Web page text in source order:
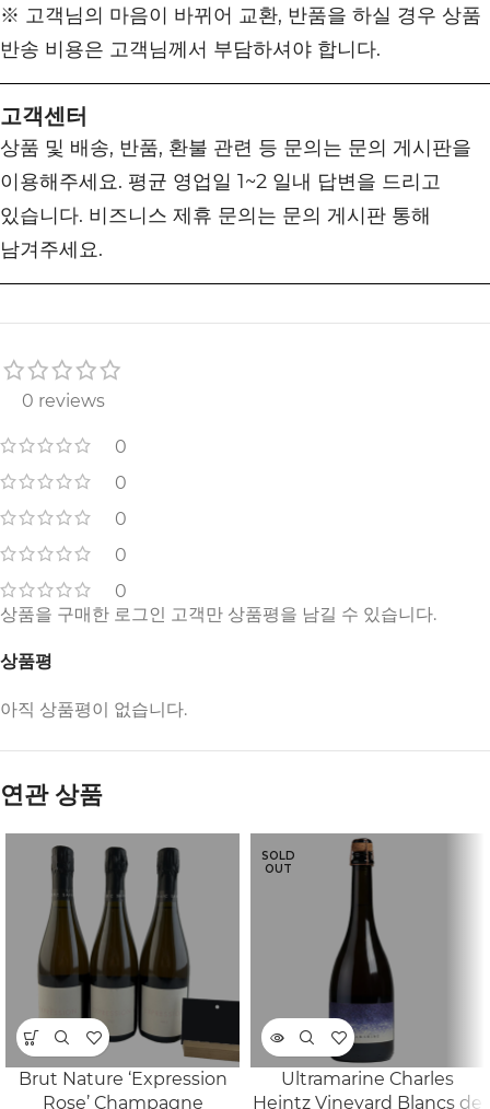
※ 고객님의 마음이 바뀌어 교환, 반품을 하실 경우 상품
반송 비용은 고객님께서 부담하셔야 합니다.
고객센터
상품 및 배송, 반품, 환불 관련 등 문의는 문의 게시판을
이용해주세요. 평균 영업일 1~2 일내 답변을 드리고
있습니다. 비즈니스 제휴 문의는 문의 게시판 통해
남겨주세요.
0 reviews
0
0
0
0
0
상품평
아직 상품평이 없습니다.
상품을 구매한 로그인 고객만 상품평을 남길 수 있습니다.
연관 상품
Brut Nature ‘Expression
Rose’ Champagne
SOLD
OUT
Ultramarine Charles
Heintz Vineyard Blancs de